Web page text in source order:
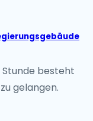
Stunde besteht
gelangen.